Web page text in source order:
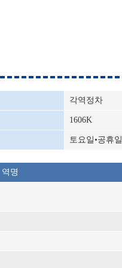
각역정차
1606K
토요일•공휴일
역명